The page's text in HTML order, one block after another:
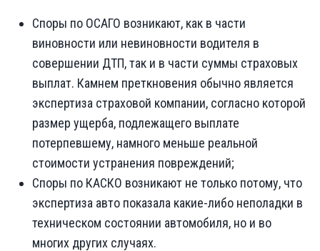
Споры по ОСАГО возникают, как в части
виновности или невиновности водителя в
совершении ДТП, так и в части суммы страховых
выплат. Камнем преткновения обычно является
экспертиза страховой компании, согласно которой
размер ущерба, подлежащего выплате
потерпевшему, намного меньше реальной
стоимости устранения повреждений;
Споры по КАСКО возникают не только потому, что
экспертиза авто показала какие-либо неполадки в
техническом состоянии автомобиля, но и во
многих других случаях.